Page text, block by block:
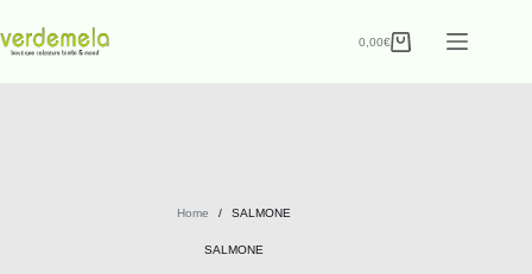
0,00€
Home / SALMONE
SALMONE